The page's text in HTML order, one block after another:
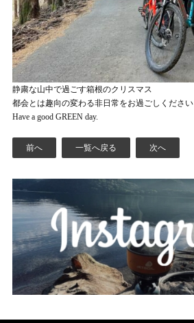
静粛な山中で過ごす箱根のクリスマス
都会とは趣向の変わる非日常をお過ごしください
Have a good GREEN day.
前へ 一覧へ戻る 次へ